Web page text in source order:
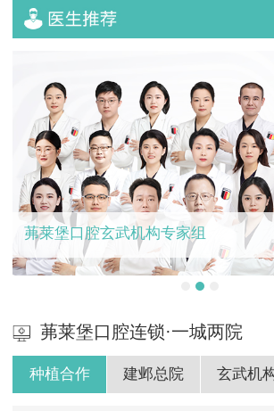
茀莱堡口腔玄武机构专家组
茀莱堡口腔连锁·一城两院
种植合作 建邺总院 玄武机